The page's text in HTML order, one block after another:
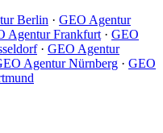
Berlin · GEO Agentur
Agentur Frankfurt · GEO
· GEO Agentur
Agentur Nürnberg · GEO